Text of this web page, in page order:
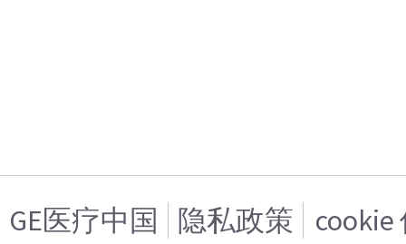
GE医疗中国 隐私政策 cookie